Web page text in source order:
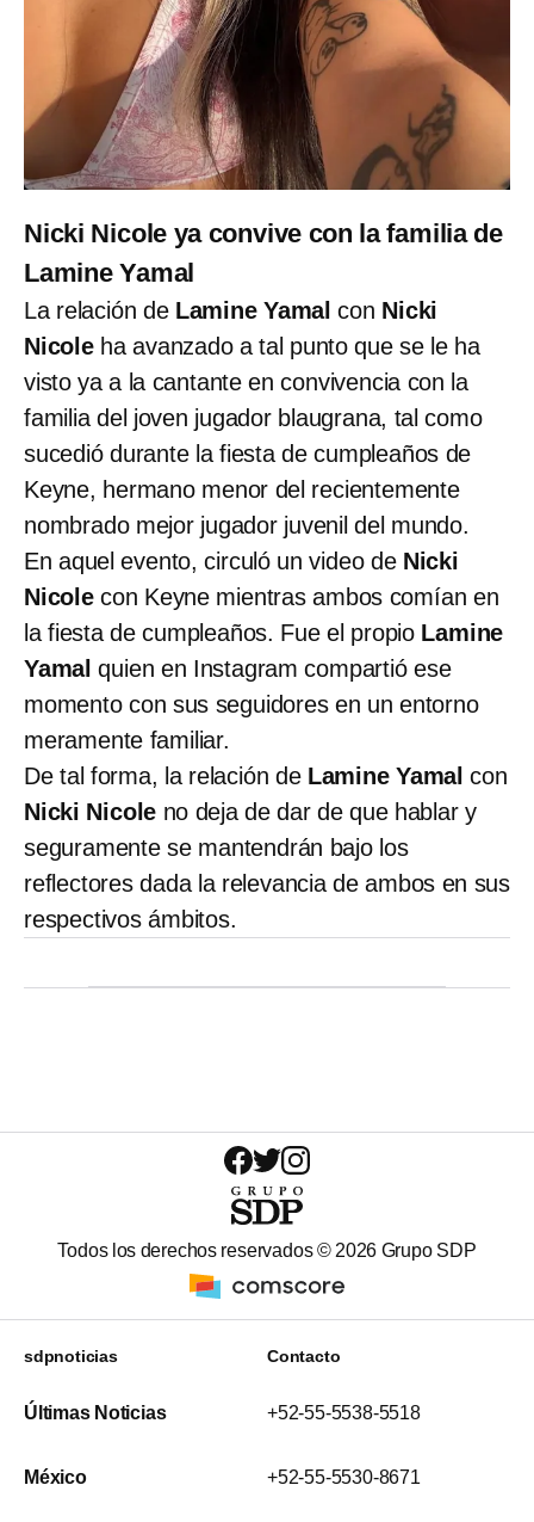
Nicki Nicole ya convive con la familia de
Lamine Yamal
La relación de Lamine Yamal con Nicki
Nicoleha avanzado a tal punto que se le ha
visto ya a la cantante en convivencia con la
familia del joven jugador blaugrana, tal como
sucedió durante la fiesta de cumpleaños de
Keyne, hermano menor del recientemente
nombrado mejor jugador juvenil del mundo.
En aquel evento, circuló un video deNicki
Nicolecon Keyne mientras ambos comían en
la fiesta de cumpleaños. Fue el propio Lamine
Yamal quien en Instagram compartió ese
momento con sus seguidores en un entorno
meramente familiar.
De tal forma, la relación deLamine Yamal con
Nicki Nicole no deja de dar de que hablar y
seguramente se mantendrán bajo los
reflectores dada la relevancia de ambos en sus
respectivos ámbitos.
Todos los derechos reservados © 2026 Grupo SDP
sdpnoticias
Últimas Noticias
México
Contacto
+52-55-5538-5518
+52-55-5530-8671